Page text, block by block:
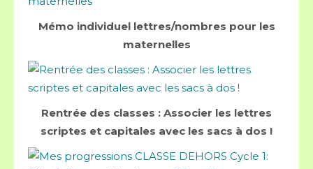
Mémo individuel lettres/nombres pour les
maternelles
Rentrée des classes : Associer les lettres
scriptes et capitales avec les sacs à dos !